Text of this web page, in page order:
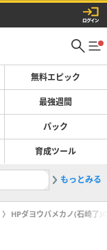
無料エピック
最強週間
パック
育成ツール
2最強選
もっとみる
HPダヨウパメカノ(石崎了)